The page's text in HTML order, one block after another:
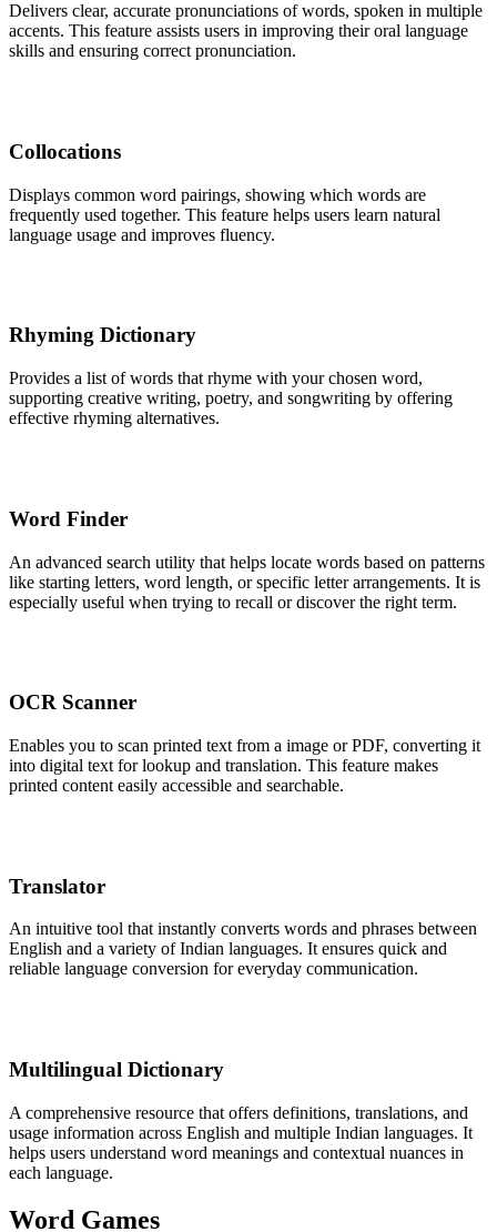
Delivers clear, accurate pronunciations of words, spoken in multiple
accents. This feature assists users in improving their oral language
skills and ensuring correct pronunciation.
Collocations
Displays common word pairings, showing which words are
frequently used together. This feature helps users learn natural
language usage and improves fluency.
Rhyming Dictionary
Provides a list of words that rhyme with your chosen word,
supporting creative writing, poetry, and songwriting by offering
effective rhyming alternatives.
Word Finder
An advanced search utility that helps locate words based on patterns
like starting letters, word length, or specific letter arrangements. It is
especially useful when trying to recall or discover the right term.
OCR Scanner
Enables you to scan printed text from a image or PDF, converting it
into digital text for lookup and translation. This feature makes
printed content easily accessible and searchable.
Translator
An intuitive tool that instantly converts words and phrases between
English and a variety of Indian languages. It ensures quick and
reliable language conversion for everyday communication.
Multilingual Dictionary
A comprehensive resource that offers definitions, translations, and
usage information across English and multiple Indian languages. It
helps users understand word meanings and contextual nuances in
each language.
Word Games